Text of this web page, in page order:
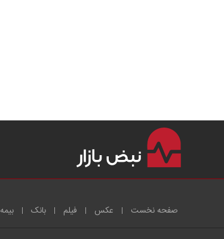
صفحه نخست عکس فیلم بانک بیمه